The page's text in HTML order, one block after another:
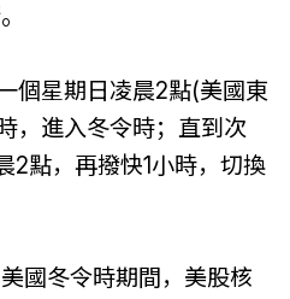
個星期日凌晨2點(美國東
，進入冬令時；直到次
2點，再撥快1小時，切換
國冬令時期間，美股核